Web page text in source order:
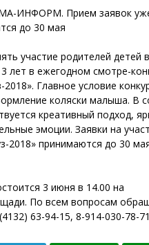
ИНФОРМ. Прием заявок
до 30 мая
участие родителей детей в
лет в ежегодном смотре-
2018». Главное условие
коляски малыша. В
креативный подход,
эмоции. Заявки на
2018» принимаются до 30
3 июня в 14.00 на
По всем вопросам
63-94-15, 8-914-030-78-